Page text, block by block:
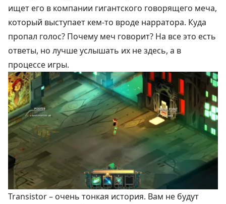
ищет его в компании гигантского говорящего меча,
который выступает кем-то вроде нарратора. Куда
пропал голос? Почему меч говорит? На все это есть
ответы, но лучше услышать их не здесь, а в
процессе игры.
Transistor – очень тонкая история. Вам не будут